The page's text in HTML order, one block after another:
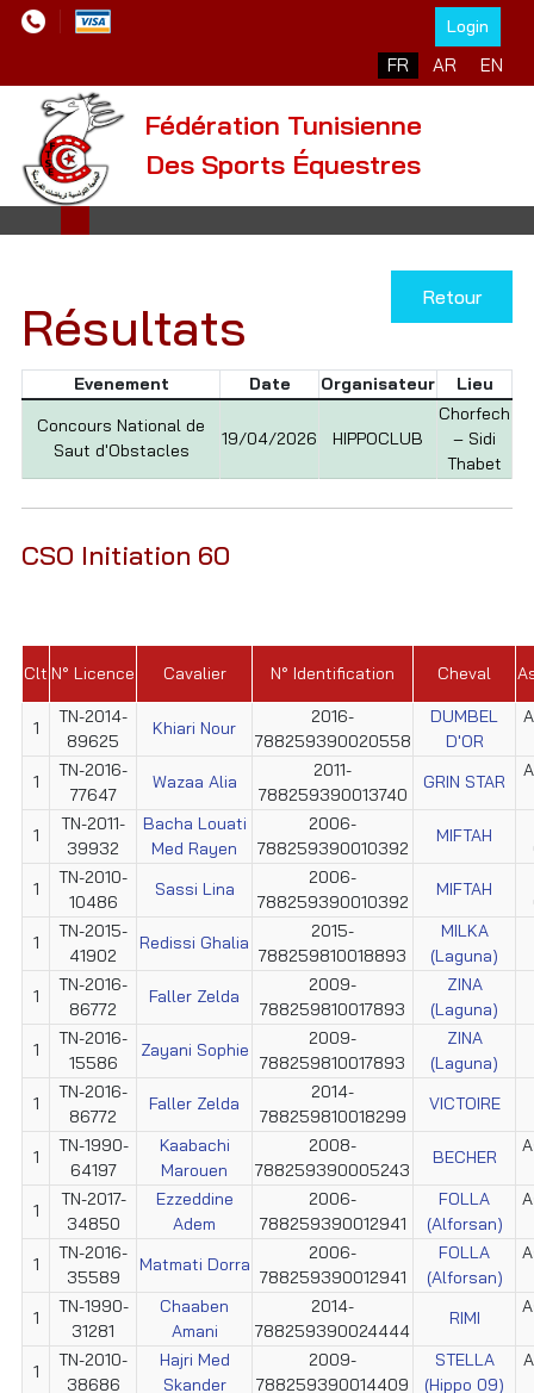
Login
Sélectionnez votre
FR AR EN
Fédération Tunisienne
Des Sports Équestres
Retour
Résultats
Evenement Date Organisateur
Lieu
Concours National de
Saut d'Obstacles
19/04/2026 HIPPOCLUB
Chorfech
– Sidi
Thabet
CSO Initiation 60
Clt N° Licence Cavalier N° Identification Cheval
1
TN-2014-
89625
Khiari Nour
2016-
788259390020558
DUMBEL
D'OR
1
TN-2016-
77647
Wazaa Alia
2011-
788259390013740
GRIN STAR
1
TN-2011-
39932
Bacha Louati
Med Rayen
2006-
788259390010392
MIFTAH
1
TN-2010-
10486
Sassi Lina
2006-
788259390010392
MIFTAH
1
TN-2015-
41902
Redissi Ghalia
2015-
788259810018893
MILKA
(Laguna)
1
TN-2016-
86772
Faller Zelda
2009-
788259810017893
ZINA
(Laguna)
1
TN-2016-
15586
Zayani Sophie
2009-
788259810017893
ZINA
(Laguna)
1
TN-2016-
86772
Faller Zelda
2014-
788259810018299
VICTOIRE
1
TN-1990-
64197
Kaabachi
Marouen
2008-
788259390005243
BECHER
1
TN-2017-
34850
Ezzeddine
Adem
2006-
788259390012941
FOLLA
(Alforsan)
1
TN-2016-
35589
Matmati Dorra
2006-
788259390012941
FOLLA
(Alforsan)
1
TN-1990-
31281
Chaaben
Amani
2014-
788259390024444
RIMI
1
TN-2010-
38686
Hajri Med
Skander
2009-
788259390014409
STELLA
(Hippo 09)